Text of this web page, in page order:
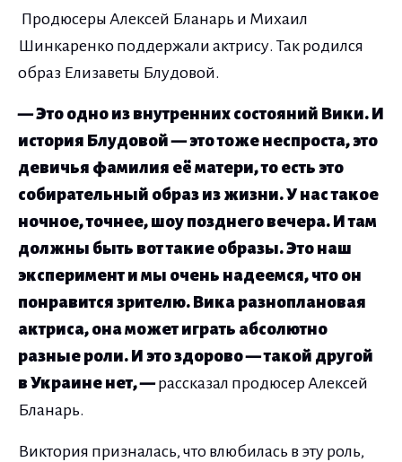
Продюсеры Алексей Бланарь и Михаил
Шинкаренко поддержали актрису. Так родился
образ Елизаветы Блудовой.
— Это одно из внутренних состояний Вики. И
история Блудовой — это тоже неспроста, это
девичья фамилия её матери, то есть это
собирательный образ из жизни. У нас такое
ночное, точнее, шоу позднего вечера. И там
должны быть вот такие образы. Это наш
эксперимент и мы очень надеемся, что он
понравится зрителю. Вика разноплановая
актриса, онаможет играть абсолютно
разные роли. И это здорово — такой другой
в Украине нет, —рассказал продюсер Алексей
Бланарь.
Виктория призналась, что влюбилась в эту роль,